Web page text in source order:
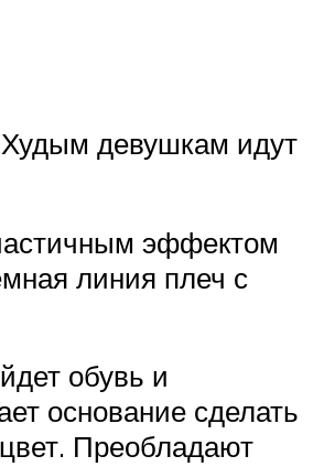
девушкам идут
эффектом
линия плеч с
обувь и
основание сделать
Преобладают